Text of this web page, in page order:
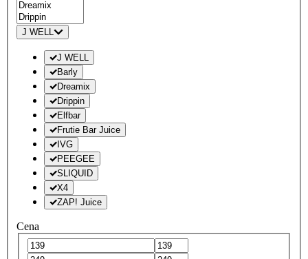
J WELL
J WELL
Barly
Dreamix
Drippin
Elfbar
Frutie Bar Juice
IVG
PEEGEE
SLIQUID
X4
ZAP! Juice
Cena